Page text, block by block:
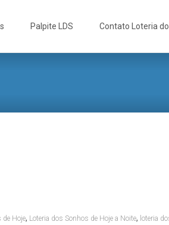
Palpite LDS Contato Loteria
de Hoje, Loteria dos Sonhos de Hoje a Noite, loteria